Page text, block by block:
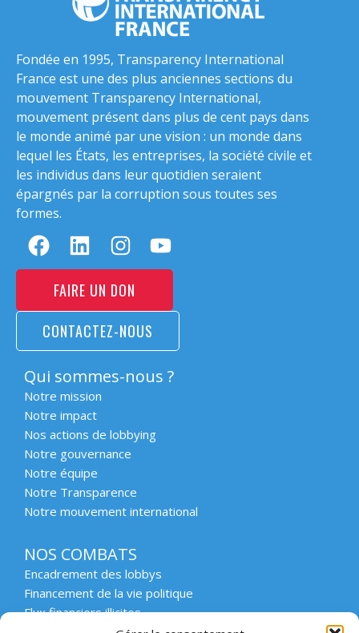
Fondée en 1995, Transparency International
France est une des plus anciennes sections du
mouvement Transparency International,
mouvement présent dans plus de cent pays dans
le monde animé par une vision : un monde dans
lequel les États, les entreprises, la société civile et
les individus dans leur quotidien seraient
épargnés par la corruption sous toutes ses
formes.
FAIRE UN DON
CONTACTEZ-NOUS
Qui sommes-nous ?
Notre mission
Notre impact
Nos actions de lobbying
Notre gouvernance
Notre équipe
Notre Transparence
Notre mouvement international
NOS COMBATS
Encadrement des lobbys
Financement de la vie politique
Flux financiers illicites